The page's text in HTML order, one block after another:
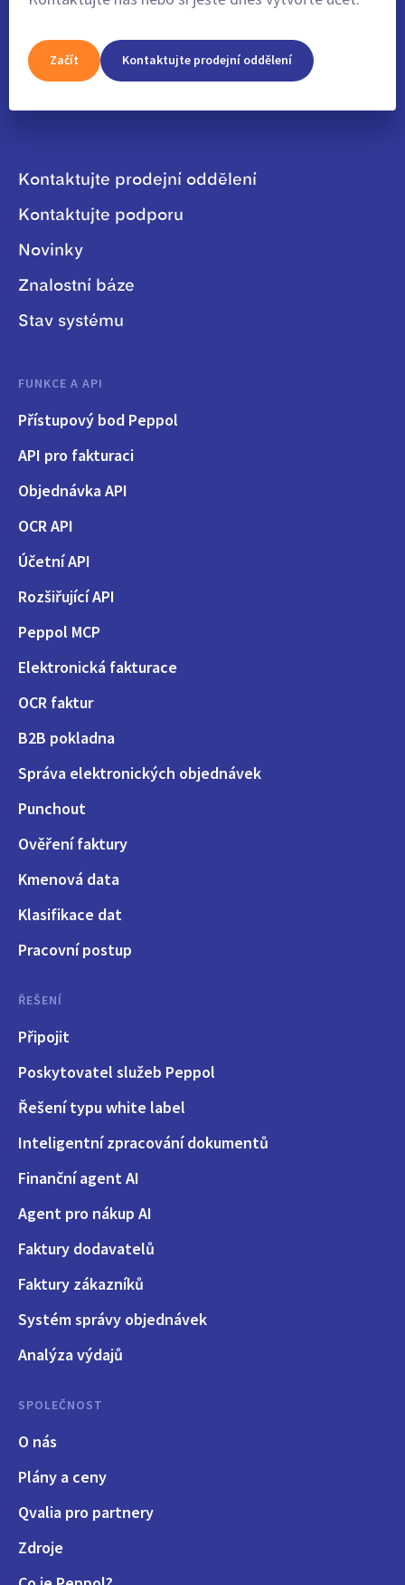
Začít Kontaktujte prodejní oddělení
Kontaktujte prodejní oddělení
Kontaktujte podporu
Novinky
Znalostní báze
Stav systému
FUNKCE A API
Přístupový bod Peppol
API pro fakturaci
Objednávka API
OCR API
Účetní API
Rozšiřující API
Peppol MCP
Elektronická fakturace
OCR faktur
B2B pokladna
Správa elektronických objednávek
Punchout
Ověření faktury
Kmenová data
Klasifikace dat
Pracovní postup
ŘEŠENÍ
Připojit
Poskytovatel služeb Peppol
Řešení typu white label
Inteligentní zpracování dokumentů
Finanční agent AI
Agent pro nákup AI
Faktury dodavatelů
Faktury zákazníků
Systém správy objednávek
Analýza výdajů
SPOLEČNOST
O nás
Plány a ceny
Qvalia pro partnery
Zdroje